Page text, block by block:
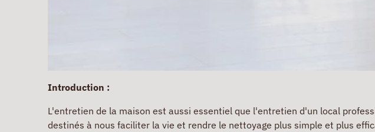
Introduction :
L'entretien de la maison est aussi essentiel que l'entretien d'un local
destinés à nous faciliter la vie et rendre le nettoyage plus simple et plus